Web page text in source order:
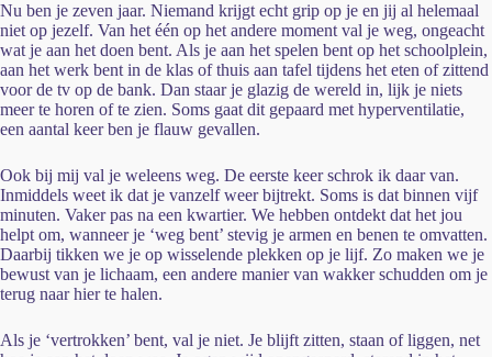
Nu ben je zeven jaar. Niemand krijgt echt grip op je en jij al helemaal
niet op jezelf. Van het één op het andere moment val je weg, ongeacht
wat je aan het doen bent. Als je aan het spelen bent op het schoolplein,
aan het werk bent in de klas of thuis aan tafel tijdens het eten of zittend
voor de tv op de bank. Dan staar je glazig de wereld in, lijk je niets
meer te horen of te zien. Soms gaat dit gepaard met hyperventilatie,
een aantal keer ben je flauw gevallen.
Ook bij mij val je weleens weg. De eerste keer schrok ik daar van.
Inmiddels weet ik dat je vanzelf weer bijtrekt. Soms is dat binnen vijf
minuten. Vaker pas na een kwartier. We hebben ontdekt dat het jou
helpt om, wanneer je ‘weg bent’ stevig je armen en benen te omvatten.
Daarbij tikken we je op wisselende plekken op je lijf. Zo maken we je
bewust van je lichaam, een andere manier van wakker schudden om je
terug naar hier te halen.
Als je ‘vertrokken’ bent, val je niet. Je blijft zitten, staan of liggen, net